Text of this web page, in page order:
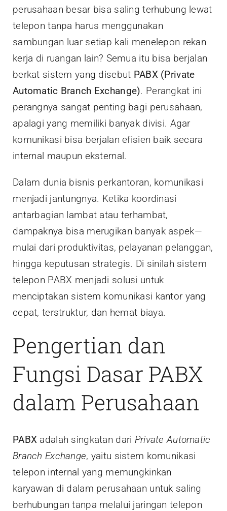
perusahaan besar bisa saling terhubung lewat
telepon tanpa harus menggunakan
sambungan luar setiap kali menelepon rekan
kerja di ruangan lain? Semua itu bisa berjalan
berkat sistem yang disebut PABX (Private
Automatic Branch Exchange). Perangkat ini
perangnya sangat penting bagi perusahaan,
apalagi yang memiliki banyak divisi. Agar
komunikasi bisa berjalan efisien baik secara
internal maupun eksternal.
Dalam dunia bisnis perkantoran, komunikasi
menjadi jantungnya. Ketika koordinasi
antarbagian lambat atau terhambat,
dampaknya bisa merugikan banyak aspek—
mulai dari produktivitas, pelayanan pelanggan,
hingga keputusan strategis. Di sinilah sistem
telepon PABX menjadi solusi untuk
menciptakan sistem komunikasi kantor yang
cepat, terstruktur, dan hemat biaya.
Pengertian dan
Fungsi Dasar PABX
dalam Perusahaan
PABX adalah singkatan dari Private Automatic
Branch Exchange, yaitu sistem komunikasi
telepon internal yang memungkinkan
karyawan di dalam perusahaan untuk saling
berhubungan tanpa melalui jaringan telepon